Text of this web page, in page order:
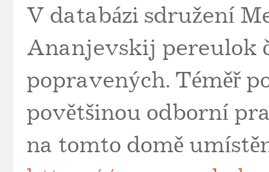
V databázi sdružení
Ananjevskij pereulok
popravených. Téměř
povětšinou odborní
na tomto domě